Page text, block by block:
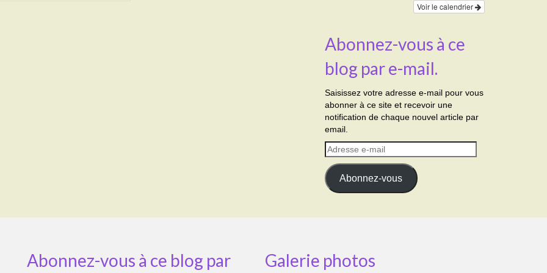
Voir le calendrier
Abonnez-vous à ce
blog par e-mail.
Saisissez votre adresse e-mail pour vous
abonner à ce site et recevoir une
notification de chaque nouvel article par
email.
Adresse
e-
mail
Abonnez-vous
Abonnez-vous à ce blog par Galerie photos